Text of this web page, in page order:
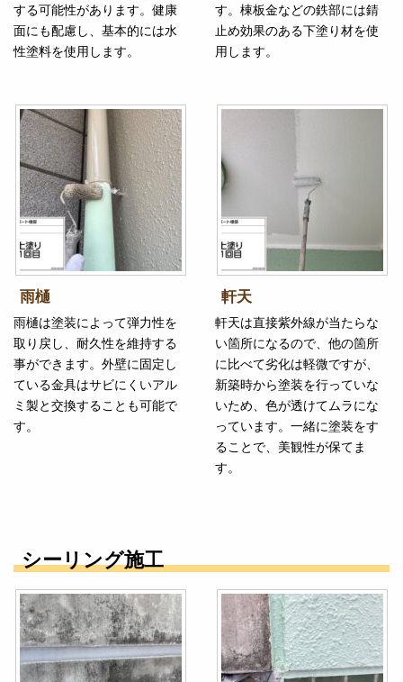
する可能性があります。健康
面にも配慮し、基本的には水
性塗料を使用します。
す。棟板金などの鉄部には錆
止め効果のある下塗り材を使
用します。
雨樋
雨樋は塗装によって弾力性を
取り戻し、耐久性を維持する
事ができます。外壁に固定し
ている金具はサビにくいアル
ミ製と交換することも可能で
す。
軒天
軒天は直接紫外線が当たらな
い箇所になるので、他の箇所
に比べて劣化は軽微ですが、
新築時から塗装を行っていな
いため、色が透けてムラにな
っています。一緒に塗装をす
ることで、美観性が保てま
す。
シーリング施工